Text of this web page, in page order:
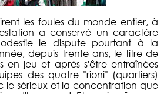
les foules du monde entier, à
a conservé un caractère
le dispute pourtant à la
depuis trente ans, le titre de
en jeu et après s'être entraînées
des quatre "rioni" (quartiers)
le sérieux et la concentration que